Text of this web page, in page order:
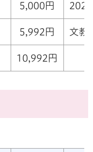
5,000円
5,992円 文教
10,992円